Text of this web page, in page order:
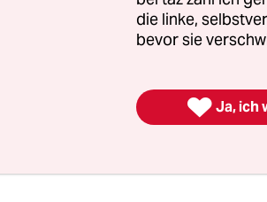
Die 28 EU-Länder müssen der
haben es damit aber offenbar
unter ferner liefen auf, nach
„Cloud-Computing“ und „E-
die linke,
bevor sie
 Ja, ich